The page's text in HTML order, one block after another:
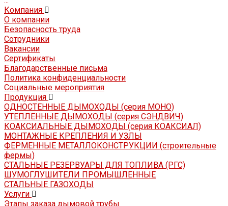
Компания
О компании
Безопасность труда
Сотрудники
Вакансии
Сертификаты
Благодарственные письма
Политика конфиденциальности
Социальные мероприятия
Продукция
ОДНОСТЕННЫЕ ДЫМОХОДЫ (серия МОНО)
УТЕПЛЕННЫЕ ДЫМОХОДЫ (серия СЭНДВИЧ)
КОАКСИАЛЬНЫЕ ДЫМОХОДЫ (серия КОАКСИАЛ)
МОНТАЖНЫЕ КРЕПЛЕНИЯ И УЗЛЫ
ФЕРМЕННЫЕ МЕТАЛЛОКОНСТРУКЦИИ (строительные
фермы)
СТАЛЬНЫЕ РЕЗЕРВУАРЫ ДЛЯ ТОПЛИВА (РГС)
ШУМОГЛУШИТЕЛИ ПРОМЫШЛЕННЫЕ
СТАЛЬНЫЕ ГАЗОХОДЫ
Услуги
Этапы заказа дымовой трубы